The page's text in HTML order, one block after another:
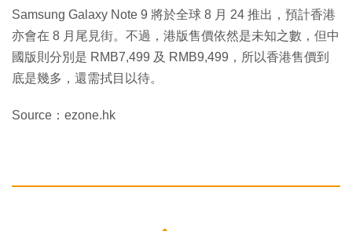
Samsung Galaxy Note 9 將於全球 8 月 24 推出，預計香港
亦會在 8 月尾見街。不過，港版售價依然是未知之數，但中
國版則分別是 RMB7,499 及 RMB9,499，所以香港售價到
底是幾多，還需拭目以待。
Source：ezone.hk